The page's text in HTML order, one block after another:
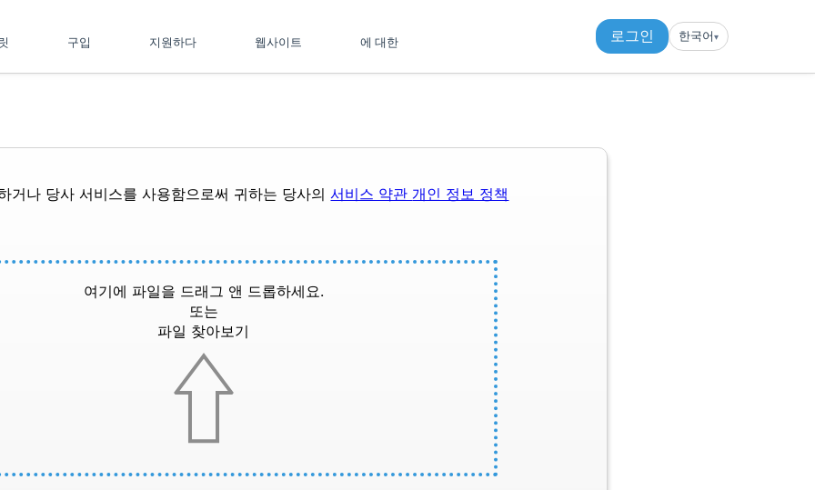
구입 지원하다 웹사이트 에 대한 로그인 한국어▾︎
거나 당사 서비스를 사용함으로써 귀하는 당사의서비스 약관개인 정보 정책
여기에 파일을 드래그 앤 드롭하세요.
또는
파일 찾아보기